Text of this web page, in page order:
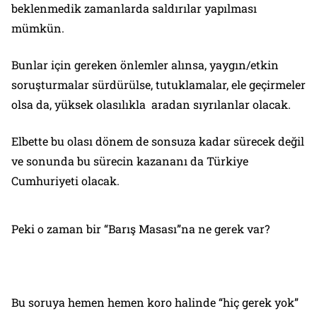
beklenmedik zamanlarda saldırılar yapılması
mümkün.
Bunlar için gereken önlemler alınsa, yaygın/etkin
soruşturmalar sürdürülse, tutuklamalar, ele geçirmeler
olsa da, yüksek olasılıkla aradan sıyrılanlar olacak.
Elbette bu olası dönem de sonsuza kadar sürecek değil
ve sonunda bu sürecin kazananı da Türkiye
Cumhuriyeti olacak.
Peki o zaman bir “Barış Masası”na ne gerek var?
Bu soruya hemen hemen koro halinde “hiç gerek yok”